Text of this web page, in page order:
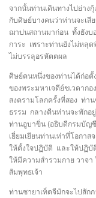
จากนั้นท่านเดินทางไปย่าง
กับศิษย์บางคนว่าท่านจะเ
ฌาปนสถานมาก่อน ทั้งยังบ
การะ เพราะท่านยังไม่หลุ
ไม่บรรลุอรหัตตผล
ศิษย์คนหนึ่งของท่านได้ก่อตั้
ของพระมหาเจดีย์ชเวดาก
สงครามโลกครั้งที่สอง ท่า
ธรรม กลางคืนท่านจะพักอ
ท่านอูบาขิ่น (อธิบดีกรมบัญ
เยี่ยมเยียนท่านเท่าที่โอกา
ให้ตั้งใจปฏิบัติ และให้ปฏิบั
ให้มีความสำรวมกาย วาจ
สัมพุทธเจ้า
ท่านซายาเท็ตจีมักจะไปสัก